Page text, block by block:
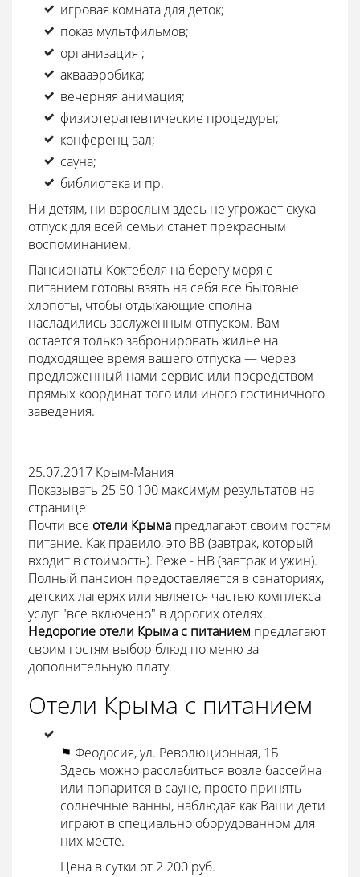
игровая комната для деток;
показ мультфильмов;
организация ;
аквааэробика;
вечерняя анимация;
физиотерапевтические процедуры;
конференц-зал;
сауна;
библиотека и пр.
Ни детям, ни взрослым здесь не угрожает скука –
отпуск для всей семьи станет прекрасным
воспоминанием.
Пансионаты Коктебеля на берегу моря с
питанием готовы взять на себя все бытовые
хлопоты, чтобы отдыхающие сполна
насладились заслуженным отпуском. Вам
остается только забронировать жилье на
подходящее время вашего отпуска — через
предложенный нами сервис или посредством
прямых координат того или иного гостиничного
заведения.
25.07.2017 Крым-Мания
Показывать 25 50 100 максимум результатов на
странице
Почти все отели Крыма предлагают своим гостям
питание. Как правило, это BB (завтрак, который
входит в стоимость). Реже - HB (завтрак и ужин).
Полный пансион предоставляется в санаториях,
детских лагерях или является частью комплекса
услуг "все включено" в дорогих отелях.
Недорогие отели Крыма с питанием предлагают
своим гостям выбор блюд по меню за
дополнительную плату.
Отели Крыма с питанием
⚑ Феодосия, ул. Революционная, 1Б
Здесь можно расслабиться возле бассейна
или попарится в сауне, просто принять
солнечные ванны, наблюдая как Ваши дети
играют в специально оборудованном для
них месте.
Цена в сутки от 2 200 руб.